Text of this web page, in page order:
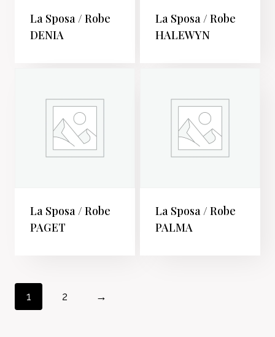
La Sposa / Robe
DENIA
La Sposa / Robe
HALEWYN
La Sposa / Robe
PAGET
La Sposa / Robe
PALMA
1 2 →